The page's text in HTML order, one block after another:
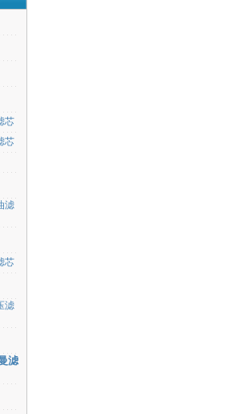
芯
芯
滤
芯
滤
滤